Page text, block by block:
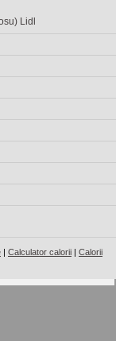
Lidl
| Calculator calorii | Calorii